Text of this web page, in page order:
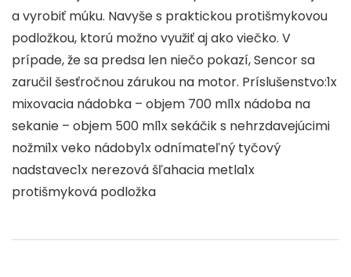
a vyrobiť múku. Navyše s praktickou protišmykovou
podložkou, ktorú možno využiť aj ako viečko. V
prípade, že sa predsa len niečo pokazí, Sencor sa
zaručil šesťročnou zárukou na motor. Príslušenstvo:1x
mixovacia nádobka – objem 700 ml1x nádoba na
sekanie – objem 500 ml1x sekáčik s nehrzdavejúcimi
nožmi1x veko nádoby1x odnímateľný tyčový
nadstavec1x nerezová šľahacia metla1x
protišmyková podložka